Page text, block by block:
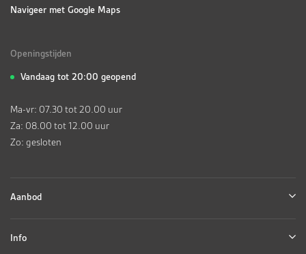
Navigeer met Google Maps
Openingstijden
Vandaag tot 20:00 geopend
Ma-vr: 07.30 tot 20.00 uur
Za: 08.00 tot 12.00 uur
Zo: gesloten
Aanbod
Info